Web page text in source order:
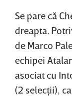
Se pare că
dreapta.
de Marco
echipei
asociat cu
(2 selecţii),